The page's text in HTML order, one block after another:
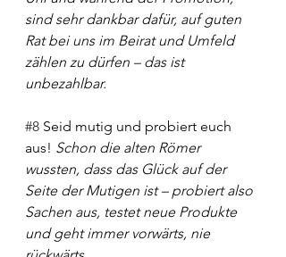
sind sehr dankbar dafür, auf guten
Rat bei uns im Beirat und Umfeld
zählen zu dürfen – das ist
unbezahlbar.
#8 Seid mutig und probiert euch
aus! Schon die alten Römer
wussten, dass das Glück auf der
Seite der Mutigen ist – probiert also
Sachen aus, testet neue Produkte
und geht immer vorwärts, nie